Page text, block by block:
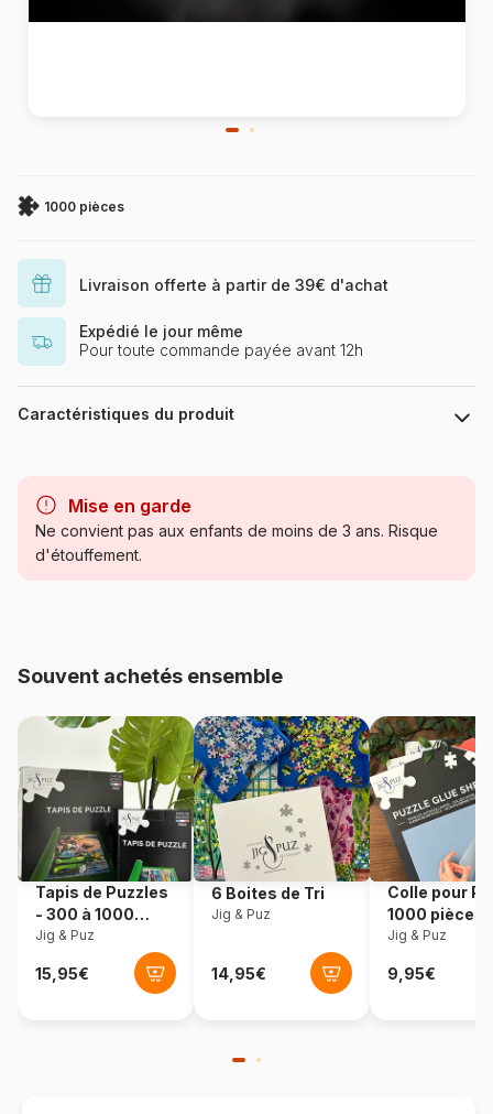
1000 pièces
Livraison offerte à partir de 39€ d'achat
Expédié le jour même
Pour toute commande payée avant 12h
Caractéristiques du produit
Catégorie
Provenance Italie
Clementoni-39950
EAN 8005125399505
Nombre de pièces 1000 pièces
Dimensions 70 x 50 cm
Mise en garde
Ne convient pas aux enfants de moins de 3 ans. Risque
d'étouffement.
Souvent achetés ensemble
Tapis de Puzzles
- 300 à 1000
pièces
Jig & Puz
6 Boites de Tri
Jig & Puz
Colle pour
1000 pièces
Jig & Puz